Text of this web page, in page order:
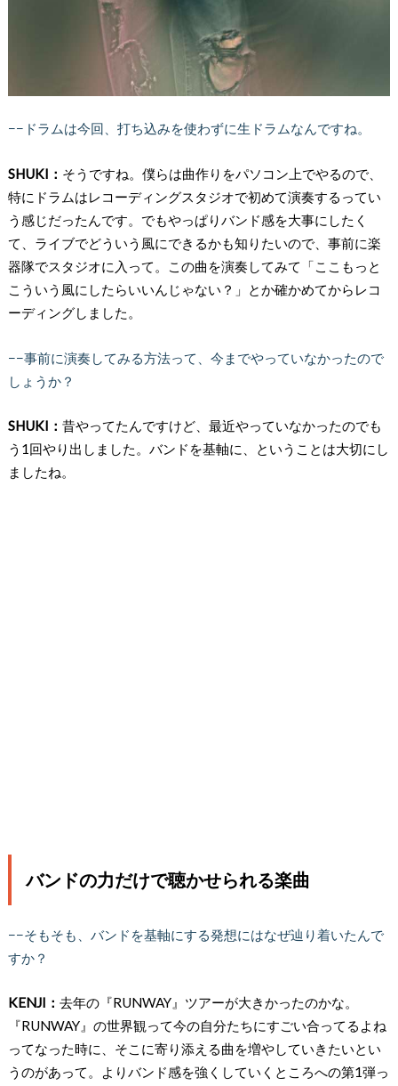
−−ドラムは今回、打ち込みを使わずに生ドラムなんですね。
SHUKI： そうですね。僕らは曲作りをパソコン上でやるので、
特にドラムはレコーディングスタジオで初めて演奏するってい
う感じだったんです。でもやっぱりバンド感を大事にしたく
て、ライブでどういう風にできるかも知りたいので、事前に楽
器隊でスタジオに入って。この曲を演奏してみて「ここもっと
こういう風にしたらいいんじゃない？」とか確かめてからレコ
ーディングしました。
−−事前に演奏してみる方法って、今までやっていなかったので
しょうか？
SHUKI： 昔やってたんですけど、最近やっていなかったのでも
う1回やり出しました。バンドを基軸に、ということは大切にし
ましたね。
バンドの力だけで聴かせられる楽曲
−−そもそも、バンドを基軸にする発想にはなぜ辿り着いたんで
すか？
KENJI： 去年の『RUNWAY』ツアーが大きかったのかな。
『RUNWAY』の世界観って今の自分たちにすごい合ってるよね
ってなった時に、そこに寄り添える曲を増やしていきたいとい
うのがあって。よりバンド感を強くしていくところへの第1弾っ